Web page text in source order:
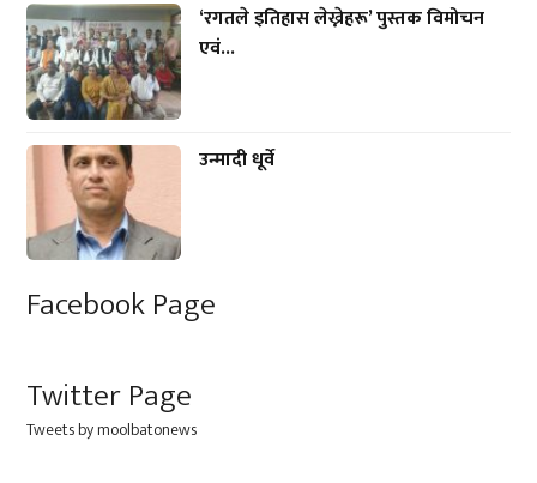
‘रगतले इतिहास लेख्नेहरू’ पुस्तक विमोचन
एवं...
उन्मादी धूर्वे
Facebook Page
Twitter Page
Tweets by moolbatonews